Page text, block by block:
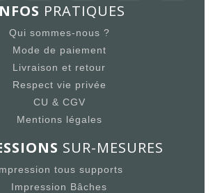
PRATIQUES
Qui sommes-nous ?
Mode de paiement
Livraison et retour
Respect vie privée
CU & CGV
Mentions légales
SUR-MESURES
tous supports
Impression Bâches